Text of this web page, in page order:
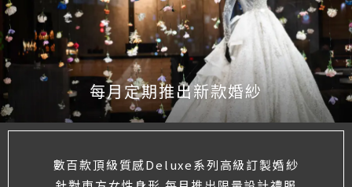
每月定期推出新款婚紗
數百款頂級質感Deluxe系列高級訂製婚紗